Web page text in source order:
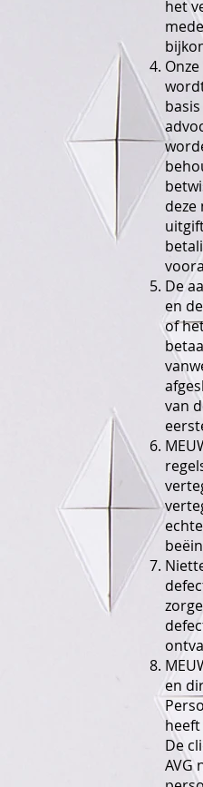
het
deze
De
en
of
van
en
De
AVG